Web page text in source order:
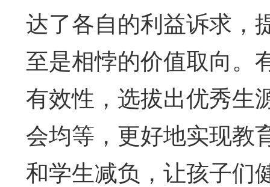
达了各自的利益诉求，
至是相悖的价值取向。
有效性，选拔出优秀生
会均等，更好地实现教
和学生减负，让孩子们